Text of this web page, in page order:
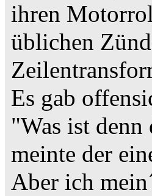
ihren
üblichen
Es gab
"Was ist
meinte der
Aber ich